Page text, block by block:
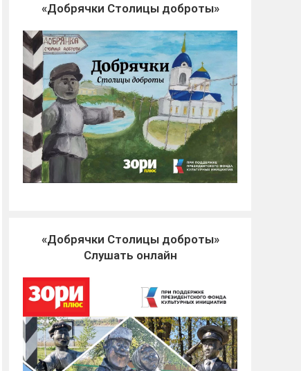
«Добрячки Столицы доброты»
«Добрячки Столицы доброты»
Слушать онлайн